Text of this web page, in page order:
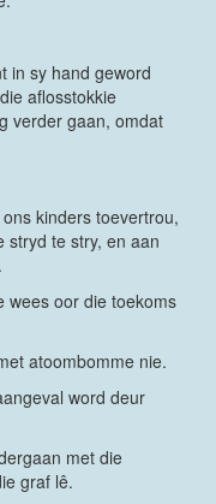
in sy hand geword
aflosstokkie
verder gaan, omdat
kinders toevertrou,
stryd te stry, en aan
wees oor die toekoms
atoombomme nie.
word deur
met die
graf lê.